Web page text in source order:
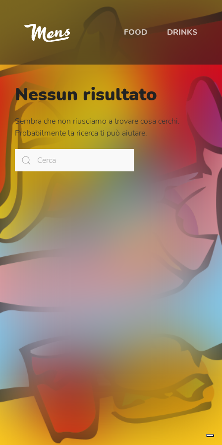
FOOD DRINKS
Nessun risultato
Sembra che non riusciamo a trovare cosa cerchi.
Probabilmente la ricerca ti può aiutare.